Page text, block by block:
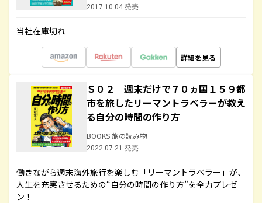
2017.10.04 発売
当社在庫切れ
詳細を見る
Ｓ０２ 週末だけで７０ヵ国１５９都
市を旅したリーマントラベラーが教え
る自分の時間の作り方
BOOKS 旅の読み物
2022.07.21 発売
働きながら週末海外旅行を楽しむ「リーマントラベラー」が、
人生を充実させるための“自分の時間の作り方”を全力プレゼ
ン！